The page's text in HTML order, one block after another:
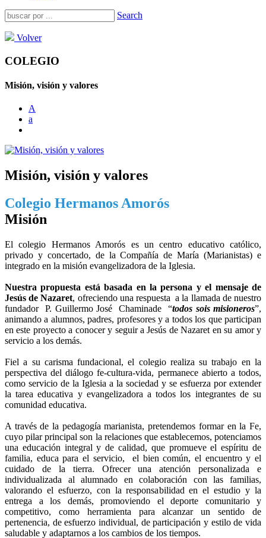
Search
Volver
COLEGIO
Misión, visión y valores
A
a
Misión, visión y valores
Colegio Hermanos Amorós
Misión
El colegio Hermanos Amorós es un centro educativo católico,
privado y concertado, de la Compañía de María (Marianistas) e
integrado en la misión evangelizadora de la Iglesia.
Nuestra propuesta está basada en la persona y el mensaje de
Jesús de Nazaret, ofreciendo una respuesta a la llamada de nuestro
fundador P. Guillermo José Chaminade “todos sois misioneros”,
animando a alumnos, padres, profesores y a todos los que participan
en este proyecto a conocer y seguir a Jesús de Nazaret en su amor y
servicio a los demás.
Fiel a su carisma fundacional, el colegio realiza su trabajo en la
perspectiva del diálogo fe-cultura-vida, permanece abierto a todos,
como servicio de la Iglesia a la sociedad y se esfuerza por extender
la tarea educativa y evangelizadora a todos los integrantes de su
comunidad educativa.
A través de la pedagogía marianista, pretendemos formar en la Fe,
cuyo pilar principal son la relaciones que establecemos, potenciamos
una educación integral y de calidad, que promueve el espíritu de
familia, educa para el servicio, el bien común, el encuentro y el
cuidado de la tierra. Ofrecer una atención personalizada e
individualizada al alumnado en colaboración con las familias,
valorando el esfuerzo, con la responsabilidad en el estudio y la
entrega a los demás, promoviendo el deporte comunitario y
competitivo, como herramienta para alcanzar un sentido de
pertenencia, de esfuerzo individual, de participación y estilo de vida
saludable y adaptarnos a los cambios de los tiempos.